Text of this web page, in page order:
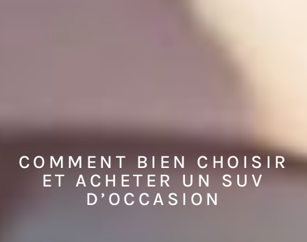
COMMENT BIEN CHOISIR
ET ACHETER UN SUV
D’OCCASION